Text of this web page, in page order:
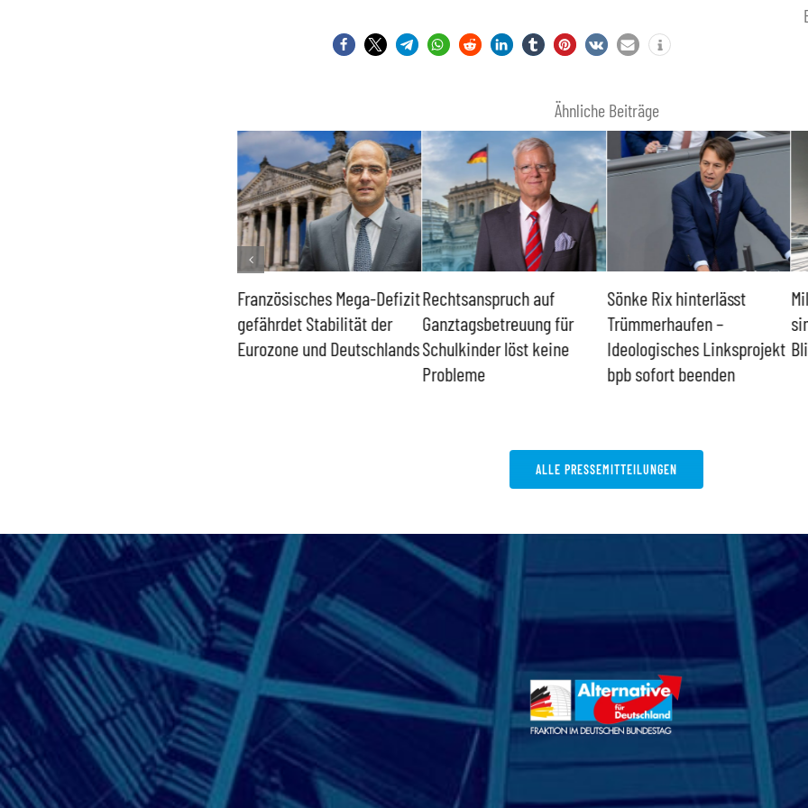
Ähnliche Beiträge
Französisches Mega-Defizit
gefährdet Stabilität der
Eurozone und Deutschlands
Rechtsanspruch auf
Ganztagsbetreuung für
Schulkinder löst keine
Probleme
Sönke Rix hinterlässt
Trümmerhaufen –
Ideologisches Linksprojekt
bpb sofort beenden
ALLE PRESSEMITTEILUNGEN